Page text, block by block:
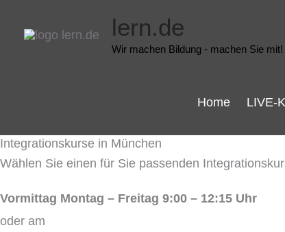
Inhalt
lern.de
Wir machen Bildung - machen Sie mit!
Home LIVE-
Integrationskurse in München
Wählen Sie einen für Sie passenden
Vormittag Montag – Freitag 9:00 – 12:15 Uhr
oder am